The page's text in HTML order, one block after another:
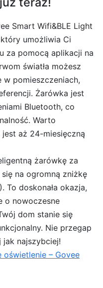
Smart Wifi&BLE Light
umożliwia Ci
za pomocą aplikacji na
światła możesz
pomieszczeniach,
Żarówka jest
Bluetooth, co
Warto
aż 24-miesięczną
żarówkę za
się na ogromną zniżkę
To doskonała okazja,
o nowoczesne
dom stanie się
Nie przegap
najszybciej!
oświetlenie – Govee